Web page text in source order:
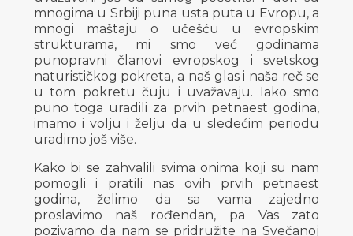
mnogima u Srbiji puna usta puta u Evropu, a
mnogi maštaju o učešću u evropskim
strukturama, mi smo već godinama
punopravni članovi evropskog i svetskog
naturističkog pokreta, a naš glas i naša reč se
u tom pokretu čuju i uvažavaju. Iako smo
puno toga uradili za prvih petnaest godina,
imamo i volju i želju da u sledećim periodu
uradimo još više.
Kako bi se zahvalili svima onima koji su nam
pomogli i pratili nas ovih prvih petnaest
godina, želimo da sa vama zajedno
proslavimo naš rođendan, pa Vas zato
pozivamo da nam se pridružite na Svečanoj